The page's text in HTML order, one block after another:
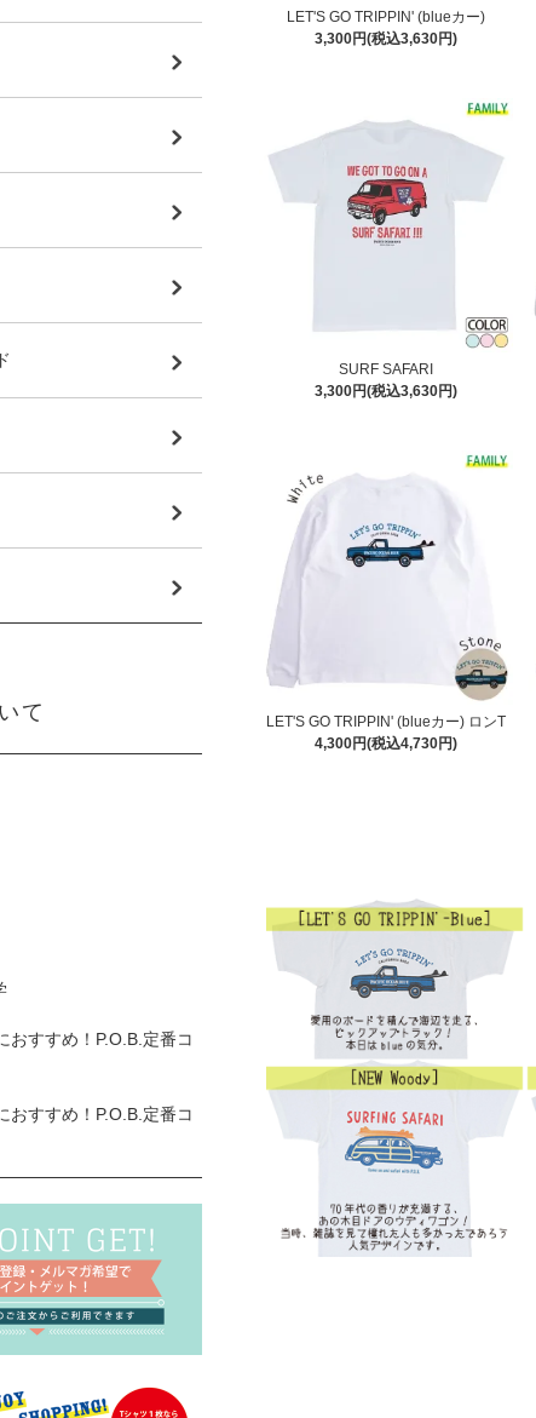
LET'S GO TRIPPIN' (blueカー)
3,300円(税込3,630円)
SURF SAFARI
3,300円(税込3,630円)
LET'S GO TRIPPIN' (blueカー) ロンT
4,300円(税込4,730円)
て
おすすめ！P.O.B.定番コ
おすすめ！P.O.B.定番コ